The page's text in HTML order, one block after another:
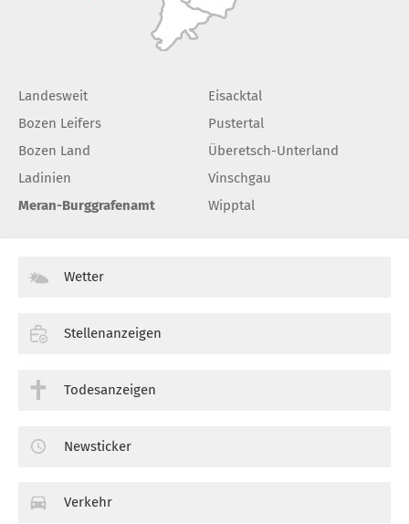
Landesweit
Bozen Leifers
Bozen Land
Ladinien
Meran-Burggrafenamt
Eisacktal
Pustertal
Überetsch-Unterland
Vinschgau
Wipptal
Wetter
Stellenanzeigen
Todesanzeigen
Newsticker
Verkehr